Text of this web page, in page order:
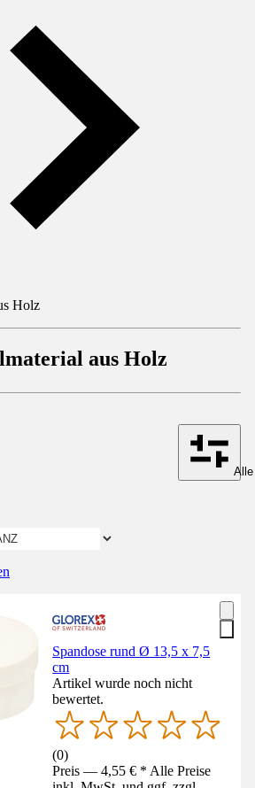
Holz
aus Holz
Spandose rund Ø 13,5 x 7,5
cm
Artikel wurde noch nicht
bewertet.
(0)
Preis — 4,55 € * Alle Preise